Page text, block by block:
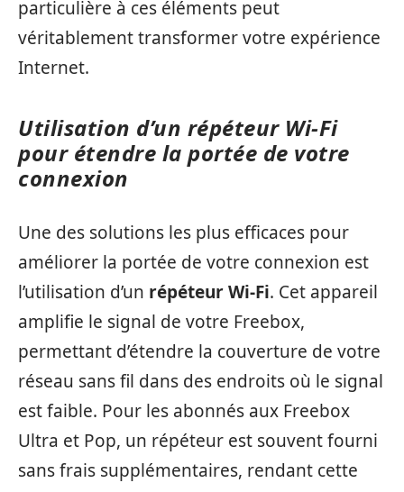
particulière à ces éléments peut
véritablement transformer votre expérience
Internet.
Utilisation d’un répéteur Wi-Fi
pour étendre la portée de votre
connexion
Une des solutions les plus efficaces pour
améliorer la portée de votre connexion est
l’utilisation d’un répéteur Wi-Fi. Cet appareil
amplifie le signal de votre Freebox,
permettant d’étendre la couverture de votre
réseau sans fil dans des endroits où le signal
est faible. Pour les abonnés aux Freebox
Ultra et Pop, un répéteur est souvent fourni
sans frais supplémentaires, rendant cette